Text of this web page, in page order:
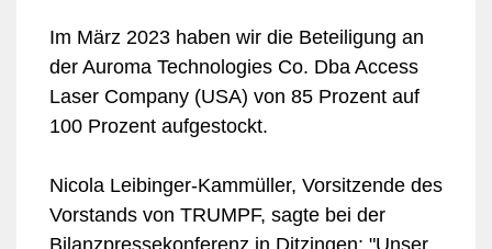
Im März 2023 haben wir die Beteiligung an
der Auroma Technologies Co. Dba Access
Laser Company (USA) von 85 Prozent auf
100 Prozent aufgestockt.
Nicola Leibinger-Kammüller, Vorsitzende des
Vorstands von TRUMPF, sagte bei der